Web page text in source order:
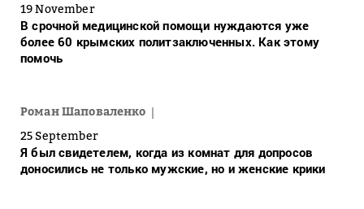
19 November
В срочной медицинской помощи нуждаются уже
более 60 крымских политзаключенных. Как этому
помочь
Роман Шаповаленко
25 September
Я был свидетелем, когда из комнат для допросов
доносились не только мужские, но и женские крики